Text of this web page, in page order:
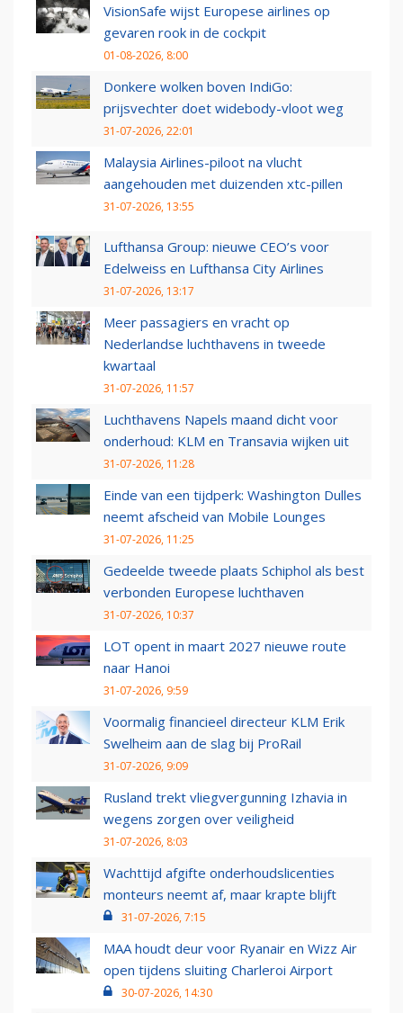
VisionSafe wijst Europese airlines op
gevaren rook in de cockpit
01-08-2026, 8:00
Donkere wolken boven IndiGo:
prijsvechter doet widebody-vloot weg
31-07-2026, 22:01
Malaysia Airlines-piloot na vlucht
aangehouden met duizenden xtc-pillen
31-07-2026, 13:55
Lufthansa Group: nieuwe CEO’s voor
Edelweiss en Lufthansa City Airlines
31-07-2026, 13:17
Meer passagiers en vracht op
Nederlandse luchthavens in tweede
kwartaal
31-07-2026, 11:57
Luchthavens Napels maand dicht voor
onderhoud: KLM en Transavia wijken uit
31-07-2026, 11:28
Einde van een tijdperk: Washington Dulles
neemt afscheid van Mobile Lounges
31-07-2026, 11:25
Gedeelde tweede plaats Schiphol als best
verbonden Europese luchthaven
31-07-2026, 10:37
LOT opent in maart 2027 nieuwe route
naar Hanoi
31-07-2026, 9:59
Voormalig financieel directeur KLM Erik
Swelheim aan de slag bij ProRail
31-07-2026, 9:09
Rusland trekt vliegvergunning Izhavia in
wegens zorgen over veiligheid
31-07-2026, 8:03
Wachttijd afgifte onderhoudslicenties
monteurs neemt af, maar krapte blijft
31-07-2026, 7:15
MAA houdt deur voor Ryanair en Wizz Air
open tijdens sluiting Charleroi Airport
30-07-2026, 14:30